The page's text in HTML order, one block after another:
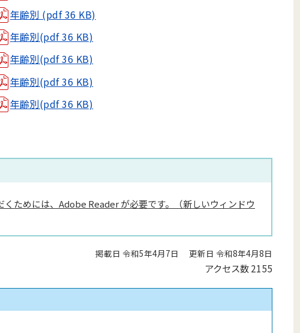
年齢別 (pdf 36 KB)
年齢別(pdf 36 KB)
年齢別(pdf 36 KB)
年齢別(pdf 36 KB)
年齢別(pdf 36 KB)
くためには、Adobe Reader が必要です。（新しいウィンドウ
掲載日 令和5年4月7日 更新日 令和8年4月8日
アクセス数2155